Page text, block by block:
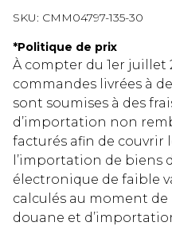
SKU: CMM04797-135-30
*Politique de prix
À compter du 1er juillet
commandes livrées à
sont soumises à des
d’importation non
facturés afin de couvrir
l’importation de biens
électronique de faible
calculés au moment de
douane et